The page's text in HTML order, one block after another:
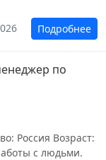
Подробнее
по
Россия Возраст:
с людьми.